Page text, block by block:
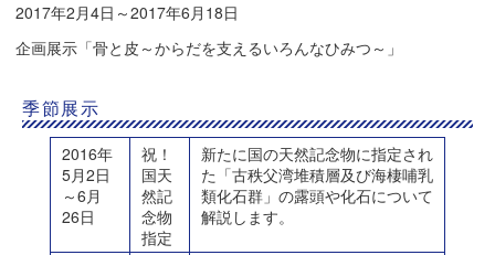
2017年2月4日～2017年6月18日
企画展示「骨と皮～からだを支えるいろんなひみつ～」
季節展示
2016年
5月2日
～6月
26日
祝！
国天
然記
念物
指定
新たに国の天然記念物に指定され
た「古秩父湾堆積層及び海棲哺乳
類化石群」の露頭や化石について
解説します。